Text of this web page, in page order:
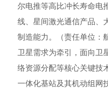
尔电推等高比冲长寿命电
线、星间激光通信产品、
制造能力。（责任单位：
卫星需求为牵引，面向卫
络资源分配等核心关键技
一体化基站及其机动组网